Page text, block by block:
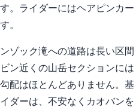
。ライダーにはヘアピンカー
。
ゾック滝への道路は長い区間
ン近くの山岳セクションには
配はほとんどありません。基
ダーは、不安なくカオバンを